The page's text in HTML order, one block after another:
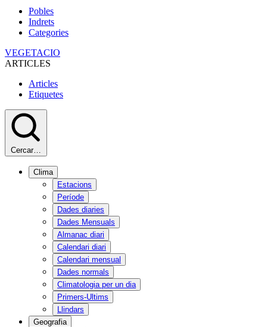
Pobles
Indrets
Categories
VEGETACIO
ARTICLES
Articles
Etiquetes
Cercar…
Clima
Estacions
Període
Dades diaries
Dades Mensuals
Almanac diari
Calendari diari
Calendari mensual
Dades normals
Climatologia per un dia
Primers-Ultims
Llindars
Geografia